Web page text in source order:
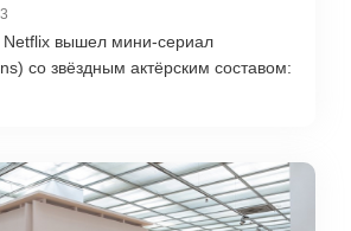
вышел мини-сериал
со звёздным актёрским составом: